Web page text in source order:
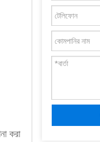
করা